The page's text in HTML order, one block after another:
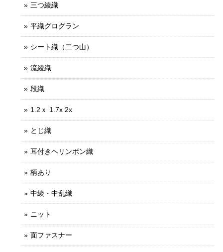
三つ綾織
平織グログラン
シート織（二つ山）
流綾織
段織
1.2ｘ 1.7x 2x
とじ織
耳付きヘリンボン織
柄あり
中綾・中乱織
ニット
面ファスナー